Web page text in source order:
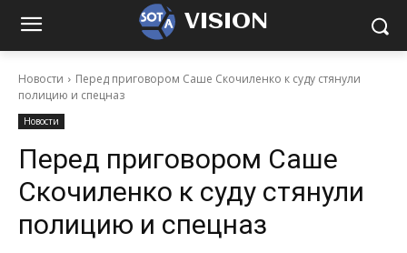
VISION
Новости
Перед приговором Саше Скочиленко к суду стянули
полицию и спецназ
Новости
Перед приговором Саше
Скочиленко к суду стянули
полицию и спецназ